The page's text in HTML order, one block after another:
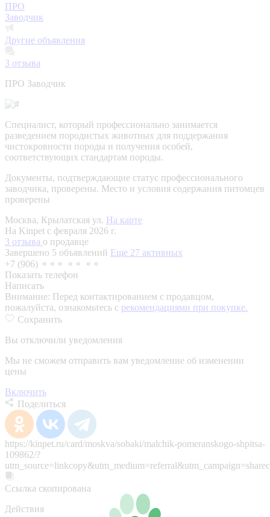
ПРО
Заводчик
Другие объявления
3 отзыва
ПРО Заводчик
Специалист, который профессионально занимается
разведением породистых животных для поддержания
чистокровности породы и получения особей,
соответствующих стандартам породы.
Документы, подтверждающие статус профессионального
заводчика, проверены. Место и условия содержания питомцев
проверены
Москва, Крылатская ул. На карте
На Kinpet c февраля 2026 г.
3 отзыва о продавце
Завершено 5 объявлений Еще 27 активных
+7 (906) ⚬⚬⚬ ⚬⚬ ⚬⚬
Показать телефон
Написать
Внимание: Перед контактированием с продавцом,
пожалуйста, ознакомьтесь с рекомендациями при покупке.
Сохранить
Вы отключили уведомления
Мы не сможем отправить вам уведомление об изменении
цены
Включить
Поделиться
https://kinpet.ru/card/moskva/sobaki/malchik-pomeranskogo-shpitsa-
109862/?
Ссылка скопирована
Действия